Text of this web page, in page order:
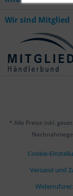
Wir sind Mitglied
* Alle Preise inkl.
Cookie-
Versand und